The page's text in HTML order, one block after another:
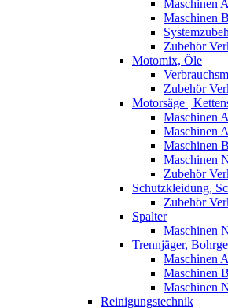
Maschinen
Maschinen
Zubehör
Motomix, Öle
Zubehör
Motorsäge |
Maschinen
Maschinen
Maschinen
Maschinen
Zubehör
Schutzkleidung,
Zubehör
Spalter
Maschinen
Trennjäger,
Maschinen
Maschinen
Maschinen
Reinigungstechnik